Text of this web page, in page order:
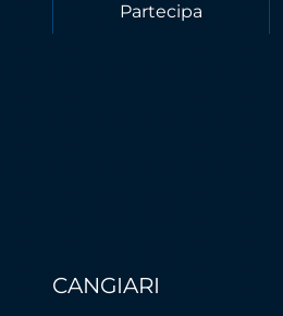
Partecipa
CANGIARI